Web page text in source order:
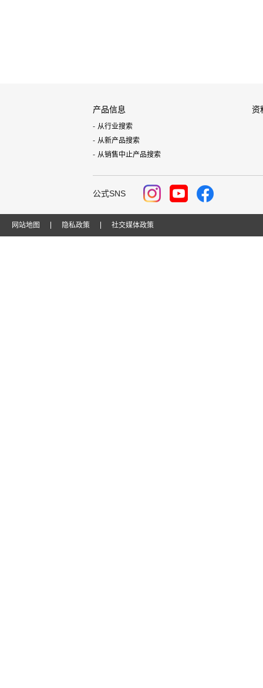
产品信息
从行业搜索
从新产品搜索
从销售中止产品搜索
资
公式SNS
网站地图 隐私政策 社交媒体政策